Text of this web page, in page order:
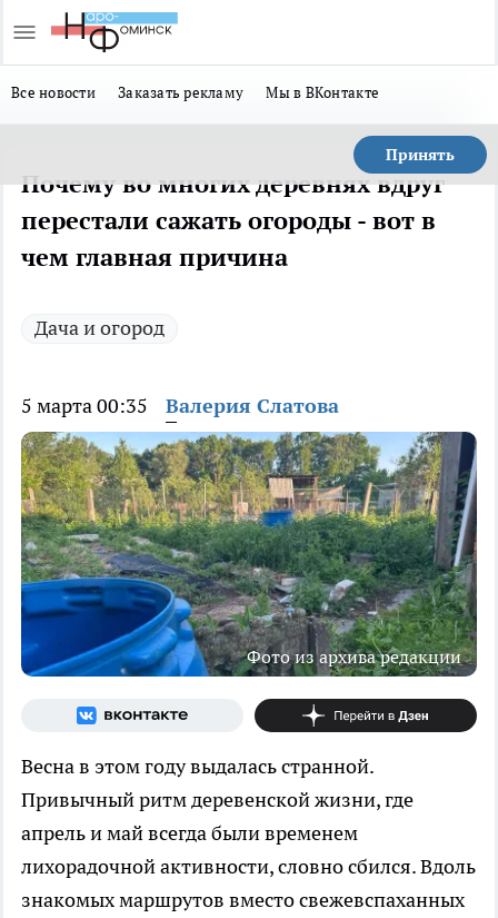
Все новости Заказать рекламу Мы в ВКонтакте
Принять
Почему во многих деревнях вдруг
перестали сажать огороды - вот в
чем главная причина
Дача и огород
5 марта 00:35 Валерия Слатова
Фото из архива редакции
Весна в этом году выдалась странной.
Привычный ритм деревенской жизни, где
апрель и май всегда были временем
лихорадочной активности, словно сбился. Вдоль
знакомых маршрутов вместо свежевспаханных